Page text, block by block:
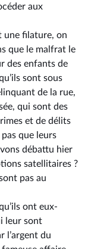
aux
une filature, on
que le malfrat le
des enfants de
sont sous
de la rue,
qui sont des
et de délits
que leurs
débattu hier
satellitaires ?
pas au
ont eux-
leur sont
l’argent du